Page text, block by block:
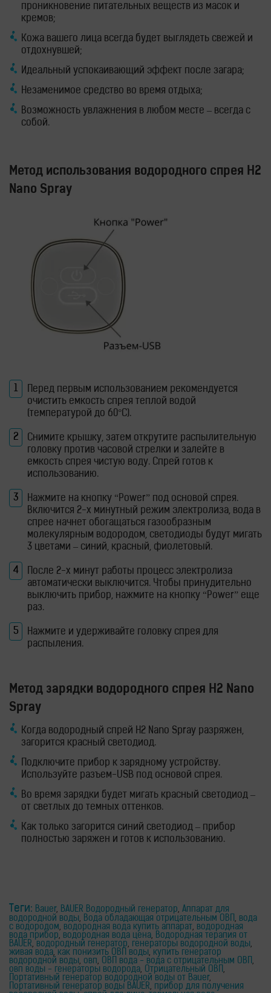
проникновение питательных веществ из масок и
кремов;
Кожа вашего лица всегда будет выглядеть свежей и
отдохнувшей;
Идеальный успокаивающий эффект после загара;
Незаменимое средство во время отдыха;
Возможность увлажнения в любом месте – всегда с
собой.
Метод использования водородного спрея H2
Nano Spray
Перед первым использованием рекомендуется
очистить емкость спрея теплой водой
(температурой до 60°C).
Снимите крышку, затем открутите распылительную
головку против часовой стрелки и залейте в
емкость спрея чистую воду. Спрей готов к
использованию.
Нажмите на кнопку “Power” под основой спрея.
Включится 2-х минутный режим электролиза, вода в
спрее начнет обогащаться газообразным
молекулярным водородом, светодиоды будут мигать
3 цветами – синий, красный, фиолетовый.
После 2-х минут работы процесс электролиза
автоматически выключится. Чтобы принудительно
выключить прибор, нажмите на кнопку “Power” еще
раз.
Нажмите и удерживайте головку спрея для
распыления.
Метод зарядки водородного спрея H2 Nano
Spray
Когда водородный спрей H2 Nano Spray разряжен,
загорится красный светодиод.
Подключите прибор к зарядному устройству.
Используйте разъем-USB под основой спрея.
Во время зарядки будет мигать красный светодиод –
от светлых до темных оттенков.
Как только загорится синий светодиод – прибор
полностью заряжен и готов к использованию.
Теги: Bauer, BAUER Водородный генератор, Аппарат для
водородной воды, Вода обладающая отрицательным ОВП , вода
с водородом, водородная вода купить аппарат, водородная
вода прибор, водородная вода цена, Водородная терапия от
BAUER, водородный генератор, генераторы водородной воды,
живая вода, как понизить ОВП воды, купить генератор
водородной воды, овп, ОВП вода - вода с отрицательным ОВП ,
овп воды - генераторы водорода, Отрицательный ОВП ,
Портативный генератор водородной воды от Bauer,
Портативный генератор воды BAUER, прибор для получения